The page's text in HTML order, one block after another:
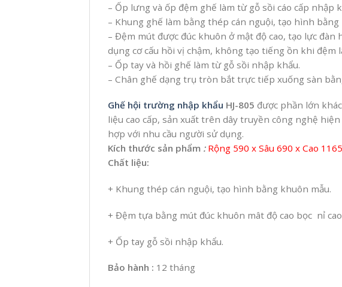
– Ốp lưng và ốp đệm ghế làm từ gỗ sồi cáo cấp nhập
– Khung ghế làm bằng thép cán nguội, tạo hình
– Đệm mút được đúc khuôn ở mật độ cao, tạo lực
dụng cơ cấu hồi vị chậm, không tạo tiếng ồn khi đệm
– Ốp tay và hồi ghế làm từ gỗ sồi nhập khẩu.
– Chân ghế dạng trụ tròn bắt trực tiếp xuống sàn
Ghế hội trường nhập khẩu HJ-805 được phần lớn
liệu cao cấp, sản xuất trên dây truyền công nghệ
hợp với nhu cầu người sử dụng.
Kích thước sản phẩm : Rộng 590 x Sâu 690 x Cao
Chất liệu:
+ Khung thép cán nguội, tạo hình bằng khuôn mẫu.
+ Đệm tựa bằng mút đúc khuôn mât độ cao bọc nỉ
+ Ốp tay gỗ sồi nhập khẩu.
Bảo hành : 12 tháng